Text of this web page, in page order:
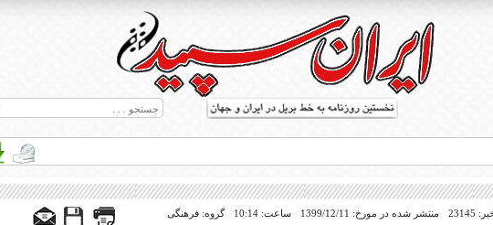
منتشر شده در مورخ: 1399/12/11 ساعت: 10:14 گروه: فرهنگی